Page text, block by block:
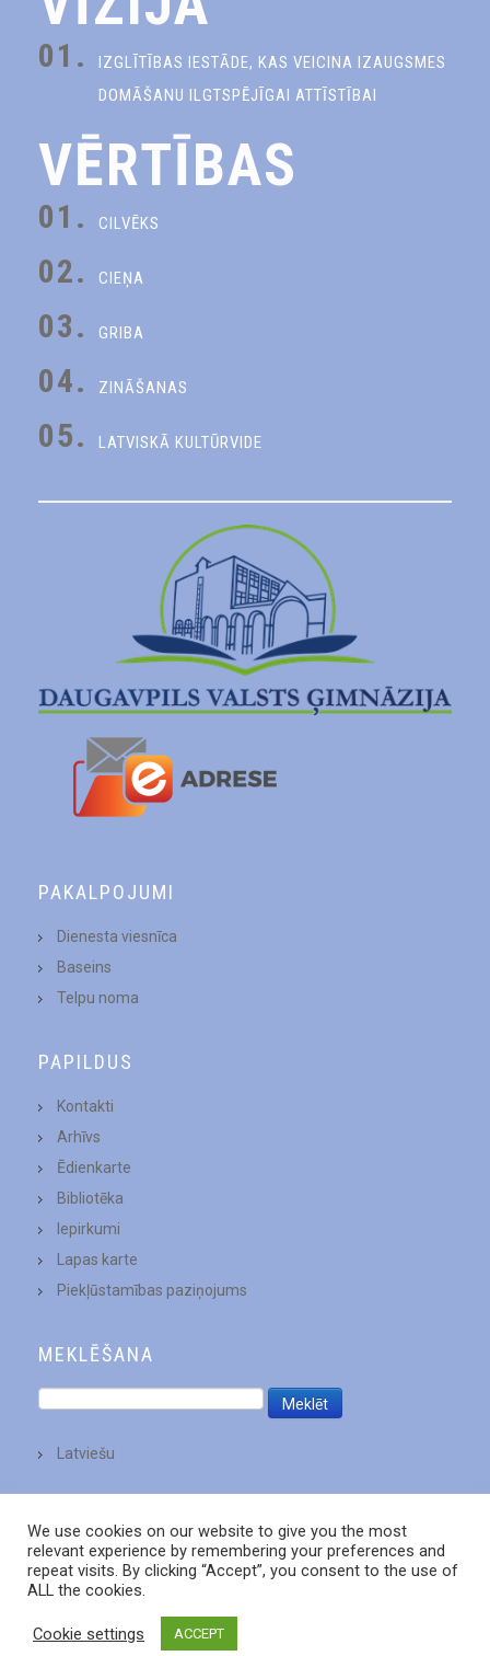
01.
IZGLĪTĪBAS IESTĀDE, KAS VEICINA IZAUGSMES
DOMĀŠANU ILGTSPĒJĪGAI ATTĪSTĪBAI
VĒRTĪBAS
01. CILVĒKS
02. CIEŅA
03. GRIBA
04. ZINĀŠANAS
05. LATVISKĀ KULTŪRVIDE
PAKALPOJUMI
Dienesta viesnīca
Baseins
Telpu noma
PAPILDUS
Kontakti
Arhīvs
Ēdienkarte
Bibliotēka
Iepirkumi
Lapas karte
Piekļūstamības paziņojums
MEKLĒŠANA
Latviešu
We use cookies on our website to give you the most
relevant experience by remembering your preferences and
repeat visits. By clicking “Accept”, you consent to the use of
ALL the cookies.
Cookie settings ACCEPT